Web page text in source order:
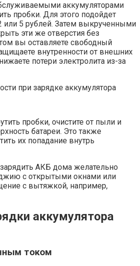
аккумуляторами
пробки. Для этого подойдет
или 5 рублей. Затем выкрученными
эти же отверстия без
вы оставляете свободный
внутренности от внешних
потери электролита из-за
пробки, очистите от пыли и
батареи. Это также
их попадание внутрь
АКБ дома желательно
с открытыми окнами или
с вытяжкой, например,
аккумулятора
током